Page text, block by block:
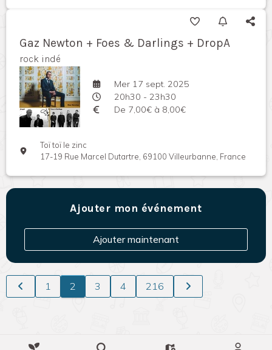
Gaz Newton + Foes & Darlings + DropA
rock indé
Mer 17 sept. 2025
20h30 - 23h30
De 7,00€ à 8,00€
Toï toï le zinc
17-19 Rue Marcel Dutartre, 69100 Villeurbanne, France
Ajouter mon événement
Ajouter maintenant
1 2 3 4 216